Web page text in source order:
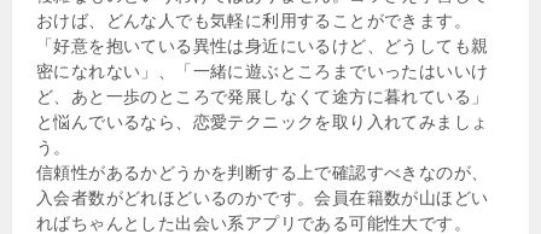
おけば、どんな人でも気軽に利用することができます。
「好意を抱いている異性は身近にいるけど、どうしても親
密になれない」、「一緒に遊ぶところまでいったはいいけ
ど、あと一歩のところで発展しなくて途方に暮れている」
と悩んでいるなら、恋愛テクニックを取り入れてみましょ
う。
信頼性があるかどうかを判断する上で確認すべきなのが、
入会者数がどれほどいるのかです。会員在籍数が山ほどい
ればちゃんとした出会い系アプリである可能性大です。